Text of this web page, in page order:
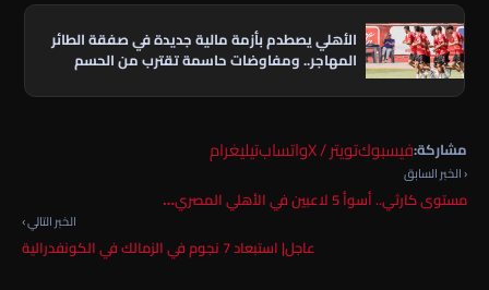
الأهلي يصطدم بأزمة مالية جديدة في صفقة الطائر
المهاجر.. ومفاوضات حاسمة تقترب من الحسم
مشاركة:فيسبوكتويتر / X واتسابتيليغرام
‹ الخبر السابق
مستوى كارثي.. أسوأ 5 لاعبين في الأهلي المصري…
الخبر التالي ›
عاجل| استبعاد 7 نجوم في الزمالك في الكونفدرالية